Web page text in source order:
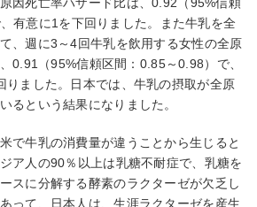
因死亡率ハザード比は、0.92（95%信頼
有意に1を下回りました。また牛乳を全
、週に3～4回牛乳を飲用する女性の全原
0.91（95%信頼区間：0.85～0.98）で、
りました。日本では、牛乳の摂取が全原
るという結果になりました。
で牛乳の消費量が違うことから生じると
ア人の90％以上は乳糖不耐症で、乳糖を
スに分解する酵素のラクターゼが欠乏し
って、日本人は、生涯ラクターゼを産生